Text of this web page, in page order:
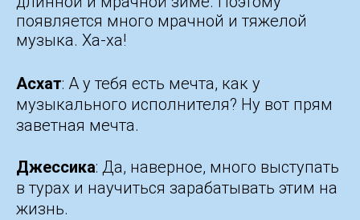
появляется много мрачной и тяжелой
музыка. Ха-ха!
Асхат: А у тебя есть мечта, как у
музыкального исполнителя? Ну вот прям
заветная мечта.
Джессика: Да, наверное, много выступать
в турах и научиться зарабатывать этим на
жизнь.